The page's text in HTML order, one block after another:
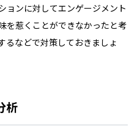
ョンに対してエンゲージメント
を惹くことができなかったと考
るなどで対策しておきましょ
析